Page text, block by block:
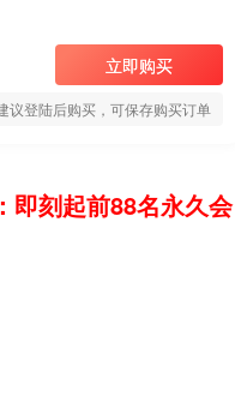
立即购买
议登陆后购买，可保存购买订单
即刻起前88名永久会